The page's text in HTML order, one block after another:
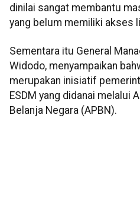
dinilai sangat membantu
yang belum memiliki akses
Sementara itu General
Widodo, menyampaikan
merupakan inisiatif
ESDM yang didanai melalui
Belanja Negara (APBN).